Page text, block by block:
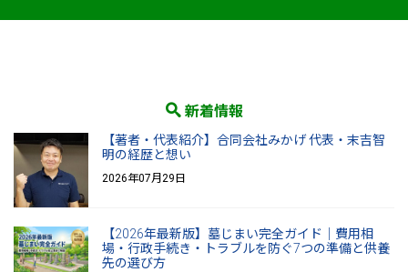
新着情報
【著者・代表紹介】合同会社みかげ 代表・末吉智
明の経歴と想い
2026年07月29日
【2026年最新版】墓じまい完全ガイド｜費用相
場・行政手続き・トラブルを防ぐ7つの準備と供養
先の選び方